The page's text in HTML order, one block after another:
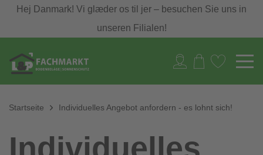
Hej Danmark! Vi glæder os til jer – besuchen Sie uns in
unseren Filialen!
Startseite Individuelles Angebot anfordern - es lohnt sich!
Individuelles